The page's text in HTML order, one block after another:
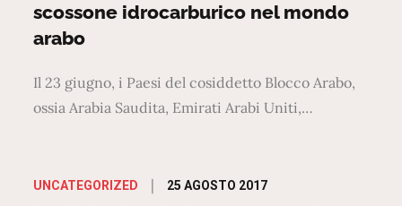
scossone idrocarburico nel mondo
arabo
Il 23 giugno, i Paesi del cosiddetto Blocco Arabo,
ossia Arabia Saudita, Emirati Arabi Uniti,…
UNCATEGORIZED
Posted
25 AGOSTO 2017